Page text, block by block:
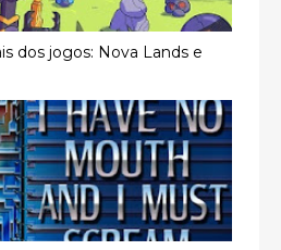
dos jogos: Nova Lands e